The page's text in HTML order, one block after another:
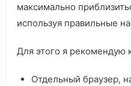
максимально
используя правильные
Для этого я рекомендую
Отдельный браузер,